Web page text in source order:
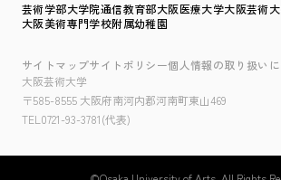
芸術学部大学院通信教育部大阪医療大学大阪芸術
大阪美術専門学校附属幼稚園
サイトマップサイトポリシー個人情報の取り扱い
大阪芸術大学
〒585-8555 大阪府南河内郡河南町東山469
TEL0721-93-3781(代表)